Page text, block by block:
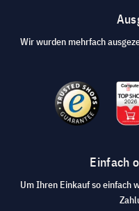
Wir wurden mehrfach
Einfach
Um Ihren Einkauf so einfach